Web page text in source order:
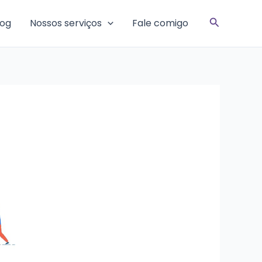
Nossos serviços Fale comigo Pesquisar